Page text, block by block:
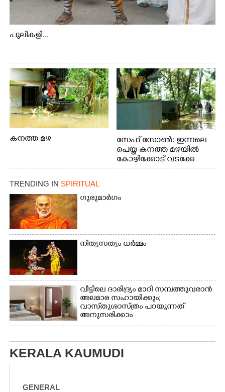
പുലികളി...
കനത്ത മഴ
സേഫ് സോൺ: ഇന്നലെ
പെയ്ത കനത്ത മഴയിൽ
കോഴിക്കോട് വടക്കേ
വയലിൽ വെള്ളം
വെള്ളത്തിലൂടെ
നായ. ഫോട്ടോ: കെ.വിശ്വജി
ത്ത്
TRENDING IN SPIRITUAL
ഗുരുമാർഗം
നിത്യസത്യം ധർമ്മം
വീട്ടിലെ ദാരിദ്ര്യം മാറി സമ്പത്തുവരാൻ
അലമാര സഹായിക്കും;
വാസ്‌തുശാസ്ത്രം പറയുന്നത്
അനുസരിക്കാം
KERALA KAUMUDI
GENERAL